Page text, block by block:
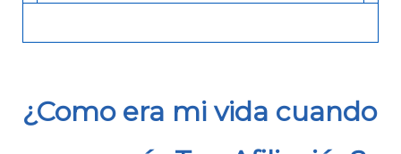
¿Como era mi vida cuando